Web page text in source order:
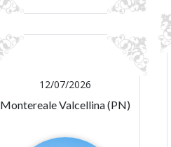
12/07/2026
Montereale Valcellina (PN)